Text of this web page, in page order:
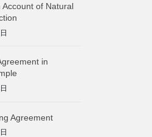
of Natural
in
Agreement